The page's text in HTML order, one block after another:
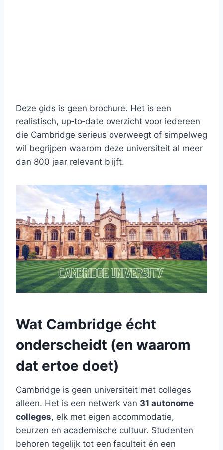
Deze gids is geen brochure. Het is een
realistisch, up‑to‑date overzicht voor iedereen
die Cambridge serieus overweegt of simpelweg
wil begrijpen waarom deze universiteit al meer
dan 800 jaar relevant blijft.
Wat Cambridge écht
onderscheidt (en waarom
dat ertoe doet)
Cambridge is geen universiteit met colleges
alleen. Het is een netwerk van 31 autonome
colleges, elk met eigen accommodatie,
beurzen en academische cultuur. Studenten
behoren tegelijk tot een faculteit én een